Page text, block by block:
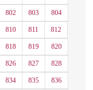
802 803 804
810 811 812
818 819 820
826 827 828
834 835 836